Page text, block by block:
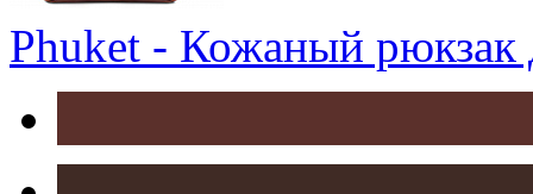
Phuket - Кожаный рюкзак